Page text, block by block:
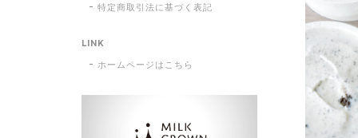
特定商取引法に基づく表記
LINK
ホームページはこちら